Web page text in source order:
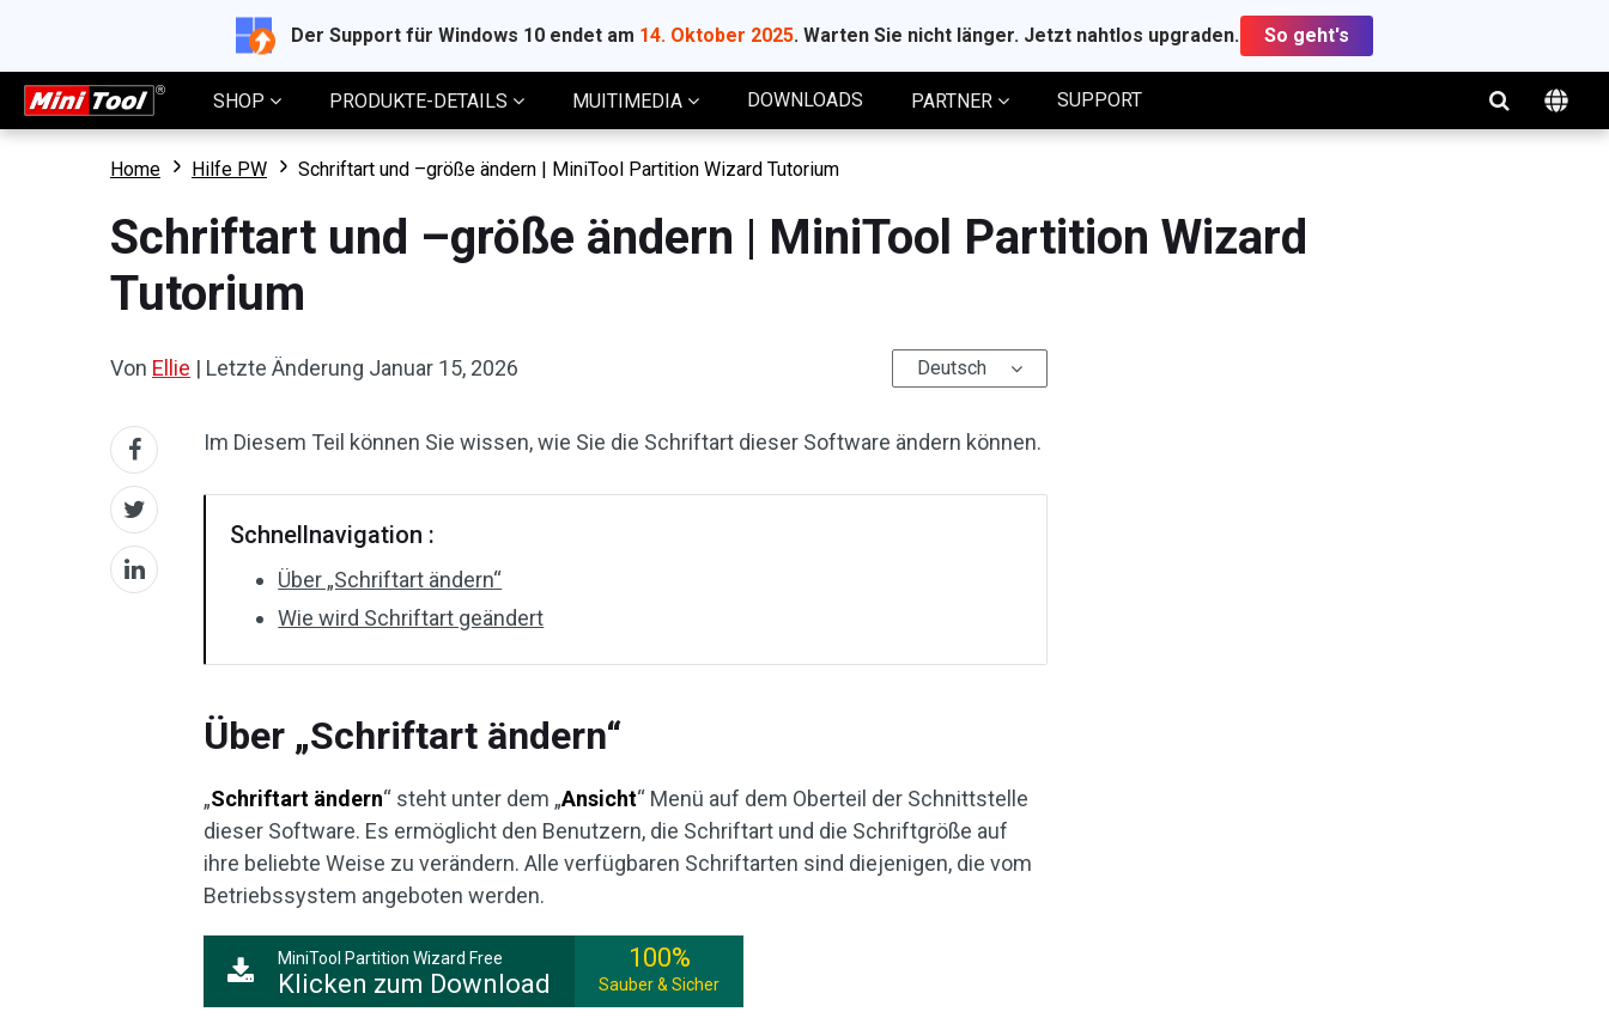
Der Support für Windows 10 endet am 14. Oktober 2025. Warten Sie nicht länger. Jetzt nahtlos upgraden. So geht's
SHOP PRODUKTE-DETAILS MUITIMEDIA DOWNLOADS PARTNER SUPPORT
Home Hilfe PW Schriftart und –größe ändern | MiniTool Partition Wizard Tutorium
Schriftart und –größe ändern | MiniTool Partition Wizard
Tutorium
Von Ellie | Letzte Änderung Januar 15, 2026 Deutsch
Im Diesem Teil können Sie wissen, wie Sie die Schriftart dieser Software ändern können.
Schnellnavigation :
Über „Schriftart ändern“
Wie wird Schriftart geändert
Über „Schriftart ändern“
„Schriftart ändern“ steht unter dem „Ansicht“ Menü auf dem Oberteil der Schnittstelle
dieser Software. Es ermöglicht den Benutzern, die Schriftart und die Schriftgröße auf
ihre beliebte Weise zu verändern. Alle verfügbaren Schriftarten sind diejenigen, die vom
Betriebssystem angeboten werden.
MiniTool Partition Wizard Free
Klicken zum Download
100%
Sauber & Sicher